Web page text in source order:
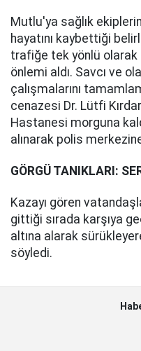
Mutlu'ya sağlık
hayatını kaybettiği
trafiğe tek yönlü
önlemi aldı. Savcı ve
çalışmalarını
cenazesi Dr. Lütfi
Hastanesi morguna
alınarak polis
GÖRGÜ TANIKLARI:
Kazayı gören
gittiği sırada karşıya
altına alarak
söyledi.